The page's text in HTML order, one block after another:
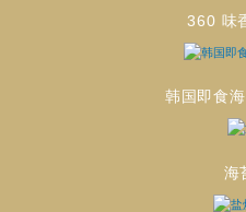
360 味
韩国即食
海